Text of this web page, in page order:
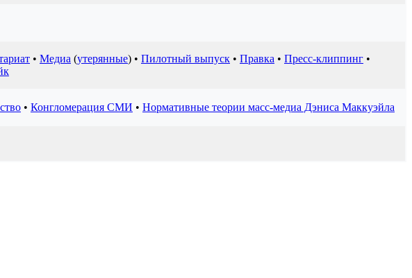
• Медиа (утерянные) • Пилотный выпуск • Правка • Пресс-клиппинг •
• Конгломерация СМИ • Нормативные теории масс-медиа Дэниса Маккуэйла